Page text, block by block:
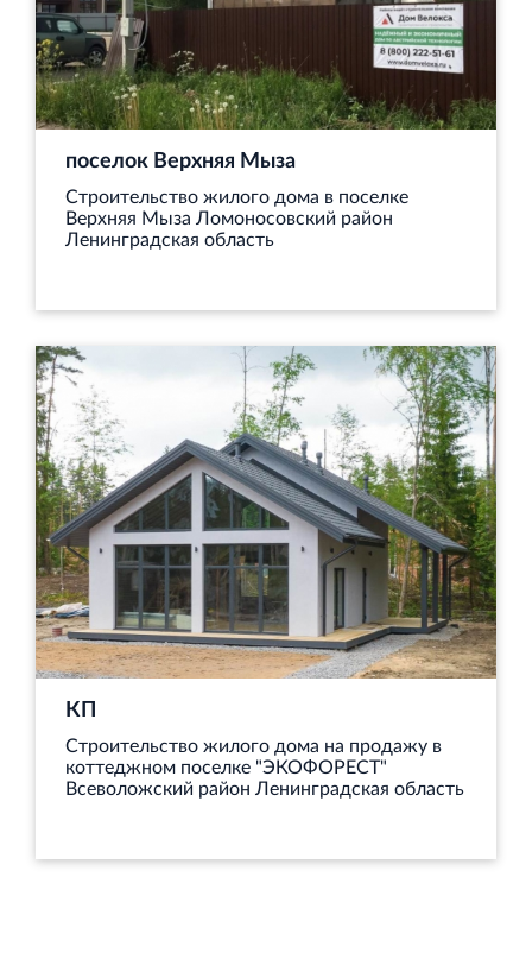
поселок Верхняя Мыза
Строительство жилого дома в поселке
Верхняя Мыза Ломоносовский район
Ленинградская область
КП
Строительство жилого дома на продажу в
коттеджном поселке "ЭКОФОРЕСТ"
Всеволожский район Ленинградская область